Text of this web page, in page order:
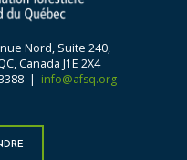
Nord, Suite 240,
Canada J1E 2X4
| info@afsq.org